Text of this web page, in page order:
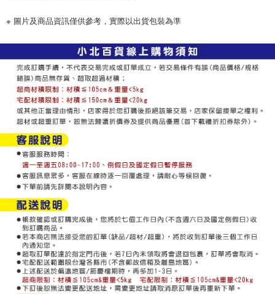
※ 圖片及商品資訊僅供參考，實際以出貨包裝為準